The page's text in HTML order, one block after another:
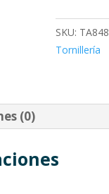
SKU: TA848
Tornillería
(0)